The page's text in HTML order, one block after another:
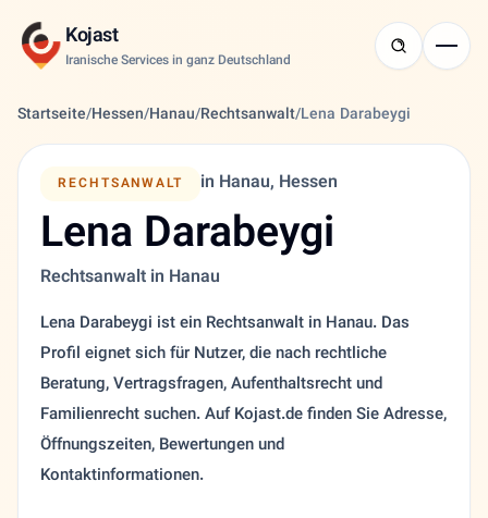
Kojast
Iranische Services in ganz Deutschland
Startseite/Hessen/Hanau/Rechtsanwalt/Lena Darabeygi
RECHTSANWALT in Hanau, Hessen
Lena Darabeygi
Rechtsanwalt in Hanau
Lena Darabeygi ist ein Rechtsanwalt in Hanau. Das
Profil eignet sich für Nutzer, die nach rechtliche
Beratung, Vertragsfragen, Aufenthaltsrecht und
Familienrecht suchen. Auf Kojast.de finden Sie Adresse,
Öffnungszeiten, Bewertungen und
Kontaktinformationen.